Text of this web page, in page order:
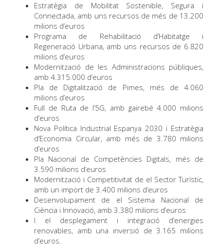
Estratègia de Mobilitat Sostenible, Segura i
Connectada, amb uns recursos de més de 13.200
milions d’euros
Programa de Rehabilitació d’Habitatge i
Regeneració Urbana, amb uns recursos de 6.820
milions d’euros
Modernització de les Administracions públiques,
amb 4.315.000 d’euros
Pla de Digitalització de Pimes, més de 4.060
milions d’euros
Full de Ruta de l’5G, amb gairebé 4.000 milions
d’euros
Nova Política Industrial Espanya 2030 i Estratègia
d’Economia Circular, amb més de 3.780 milions
d’euros
Pla Nacional de Competències Digitals, més de
3.590 milions d’euros
Modernització i Competitivitat de el Sector Turístic,
amb un import de 3.400 milions d’euros
Desenvolupament de el Sistema Nacional de
Ciència i Innovació, amb 3.380 milions d’euros
I el desplegament i integració d’energies
renovables, amb una inversió de 3.165 milions
d’euros.